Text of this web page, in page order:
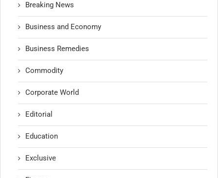
Breaking News
Business and Economy
Business Remedies
Commodity
Corporate World
Editorial
Education
Exclusive